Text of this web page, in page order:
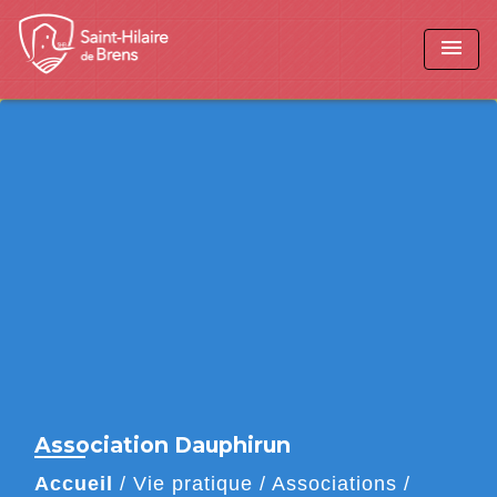
menu
Association Dauphirun
Accueil / Vie pratique / Associations /